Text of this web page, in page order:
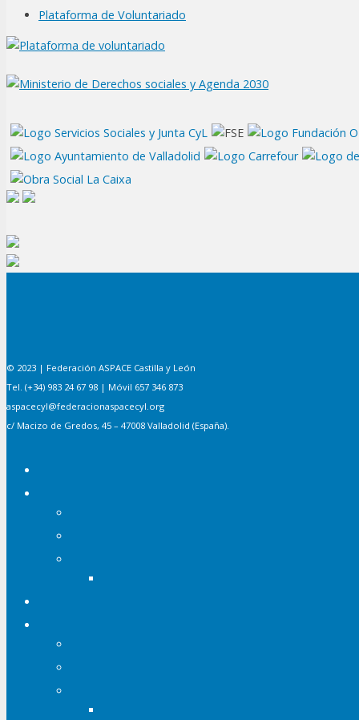
Plataforma de Voluntariado
© 2023 | Federación ASPACE Castilla y León
Tel. (+34) 983 24 67 98 | Móvil 657 346 873
aspacecyl@federacionaspacecyl.org
c/ Macizo de Gredos, 45 – 47008 Valladolid (España).